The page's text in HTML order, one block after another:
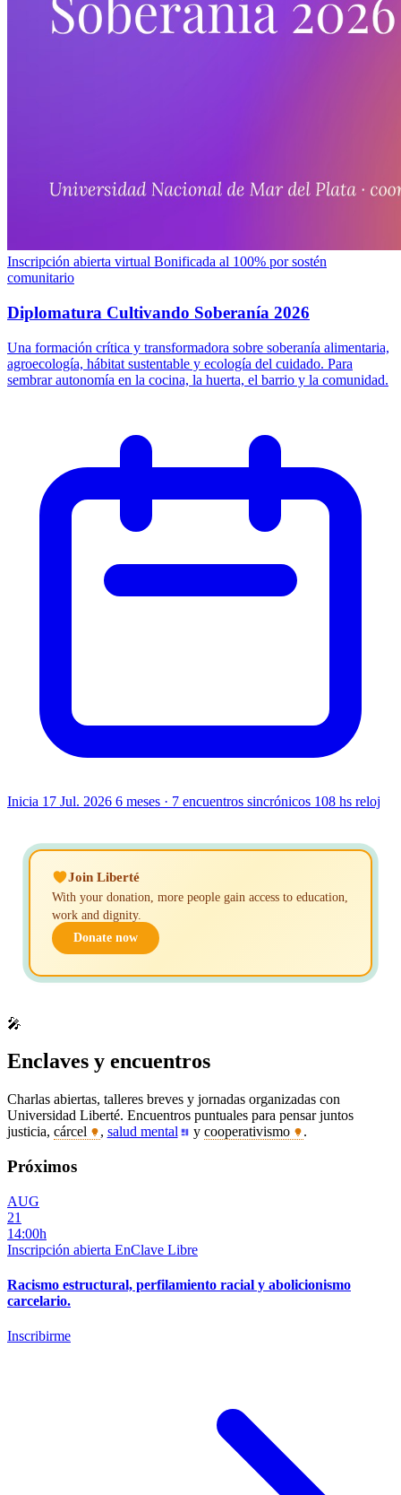
Inscripción abierta virtual Bonificada al 100% por sostén
comunitario
Diplomatura Cultivando Soberanía 2026
Una formación crítica y transformadora sobre soberanía alimentaria,
agroecología, hábitat sustentable y ecología del cuidado. Para
sembrar autonomía en la cocina, la huerta, el barrio y la comunidad.
Inicia 17 Jul. 2026 6 meses · 7 encuentros sincrónicos 108 hs reloj
Join Liberté
With your donation, more people gain access to education,
work and dignity.
Donate now
🎤
Enclaves y encuentros
Charlas abiertas, talleres breves y jornadas organizadas con
Universidad Liberté. Encuentros puntuales para pensar juntos
justicia, cárcel , salud mental ycooperativismo .
Próximos
AUG
21
14:00h
Inscripción abierta EnClave Libre
Racismo estructural, perfilamiento racial y abolicionismo
carcelario.
Inscribirme